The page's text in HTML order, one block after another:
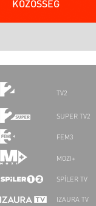
KÖZÖSSÉG
TV2
SUPER TV2
FEM3
MOZI+
SPÍLER TV
IZAURA TV